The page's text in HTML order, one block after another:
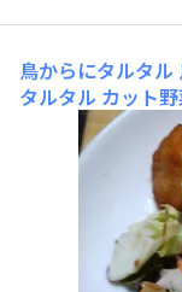
鳥からにタルタル
タルタル カット
頂きました🌈厚